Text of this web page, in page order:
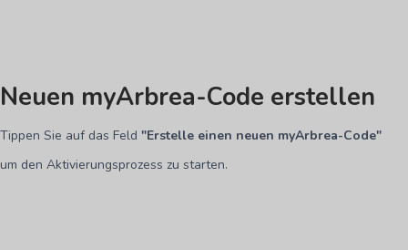
Neuen myArbrea-Code erstellen
Tippen Sie auf das Feld"Erstelle einen neuen myArbrea-Code"
um den Aktivierungsprozess zu starten.